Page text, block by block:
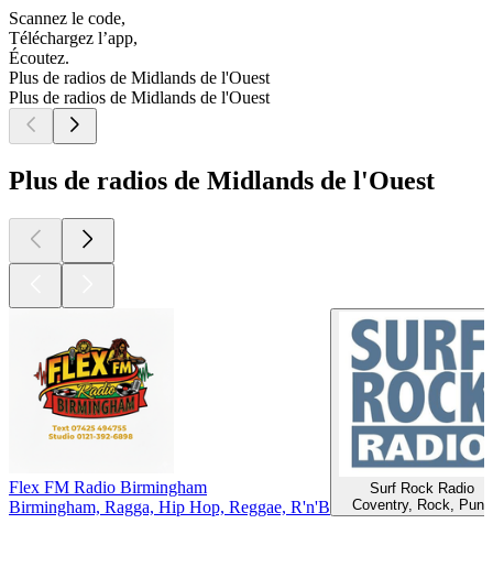
Scannez le code,
Téléchargez l’app,
Écoutez.
Plus de radios de Midlands de l'Ouest
Plus de radios de Midlands de l'Ouest
Plus de radios de Midlands de l'Ouest
Flex FM Radio Birmingham
Birmingham, Ragga, Hip Hop, Reggae, R'n'B
Surf Rock Radio
Coventry, Rock, Punk